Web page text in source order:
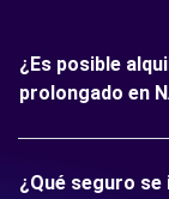
¿Es posible
prolongado en
¿Qué seguro se